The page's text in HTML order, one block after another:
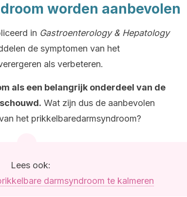
worden aanbevolen
in Gastroenterology & Hepatology
de symptomen van het
als verbeteren.
als een belangrijk onderdeel van de
Wat zijn dus de aanbevolen
het prikkelbaredarmsyndroom?
Lees ook:
darmsyndroom te kalmeren